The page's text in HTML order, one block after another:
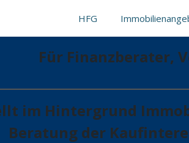
HFG
Für Finanzberater,
im Hintergrund
Beratung der